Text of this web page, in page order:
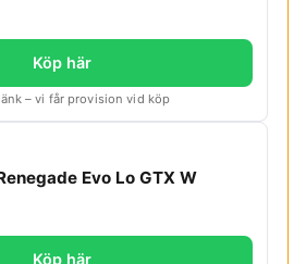
Köp här
– vi får provision vid köp
Evo Lo GTX W
Köp här